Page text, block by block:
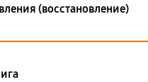
(восстановление)